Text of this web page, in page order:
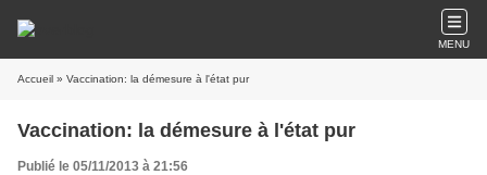
MENU
Accueil » Vaccination: la démesure à l'état pur
Vaccination: la démesure à l'état pur
Publié le 05/11/2013 à 21:56